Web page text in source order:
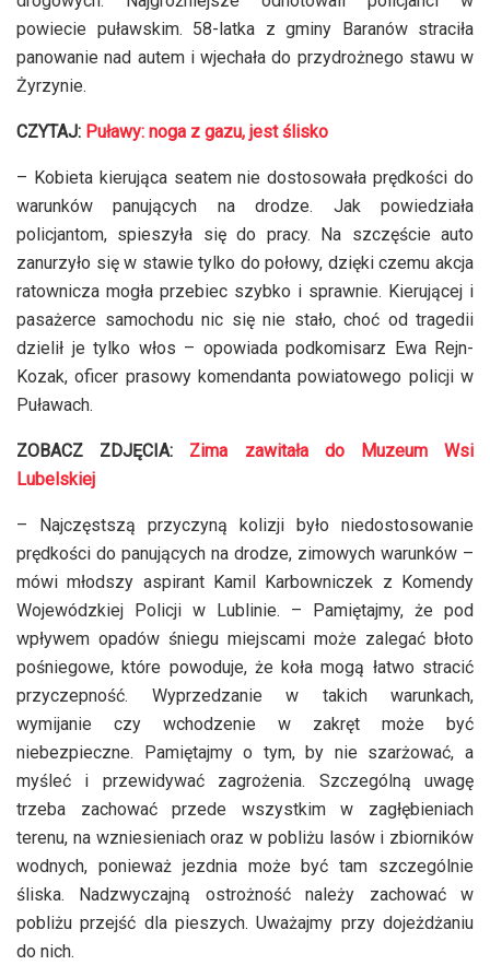
powiecie puławskim. 58-latka z gminy Baranów straciła
panowanie nad autem i wjechała do przydrożnego stawu w
Żyrzynie.
CZYTAJ: Puławy: noga z gazu, jest ślisko
– Kobieta kierująca seatem nie dostosowała prędkości do
warunków panujących na drodze. Jak powiedziała
policjantom, spieszyła się do pracy. Na szczęście auto
zanurzyło się w stawie tylko do połowy, dzięki czemu akcja
ratownicza mogła przebiec szybko i sprawnie. Kierującej i
pasażerce samochodu nic się nie stało, choć od tragedii
dzielił je tylko włos – opowiada podkomisarz Ewa Rejn-
Kozak, oficer prasowy komendanta powiatowego policji w
Puławach.
ZOBACZ ZDJĘCIA: Zima zawitała do Muzeum Wsi
Lubelskiej
– Najczęstszą przyczyną kolizji było niedostosowanie
prędkości do panujących na drodze, zimowych warunków –
mówi młodszy aspirant Kamil Karbowniczek z Komendy
Wojewódzkiej Policji w Lublinie. – Pamiętajmy, że pod
wpływem opadów śniegu miejscami może zalegać błoto
pośniegowe, które powoduje, że koła mogą łatwo stracić
przyczepność. Wyprzedzanie w takich warunkach,
wymijanie czy wchodzenie w zakręt może być
niebezpieczne. Pamiętajmy o tym, by nie szarżować, a
myśleć i przewidywać zagrożenia. Szczególną uwagę
trzeba zachować przede wszystkim w zagłębieniach
terenu, na wzniesieniach oraz w pobliżu lasów i zbiorników
wodnych, ponieważ jezdnia może być tam szczególnie
śliska. Nadzwyczajną ostrożność należy zachować w
pobliżu przejść dla pieszych. Uważajmy przy dojeżdżaniu
do nich.